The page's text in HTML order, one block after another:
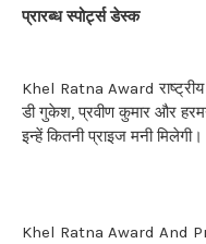
प्रारब्ध स्पोर्ट्स डेस्क
Khel Ratna Award
डी गुकेश, प्रवीण कुमार और
इन्हें कितनी प्राइज मनी मिलेगी।
Khel Ratna Award And